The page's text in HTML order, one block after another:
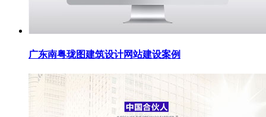
广东南粤珑图建筑设计网站建设案例